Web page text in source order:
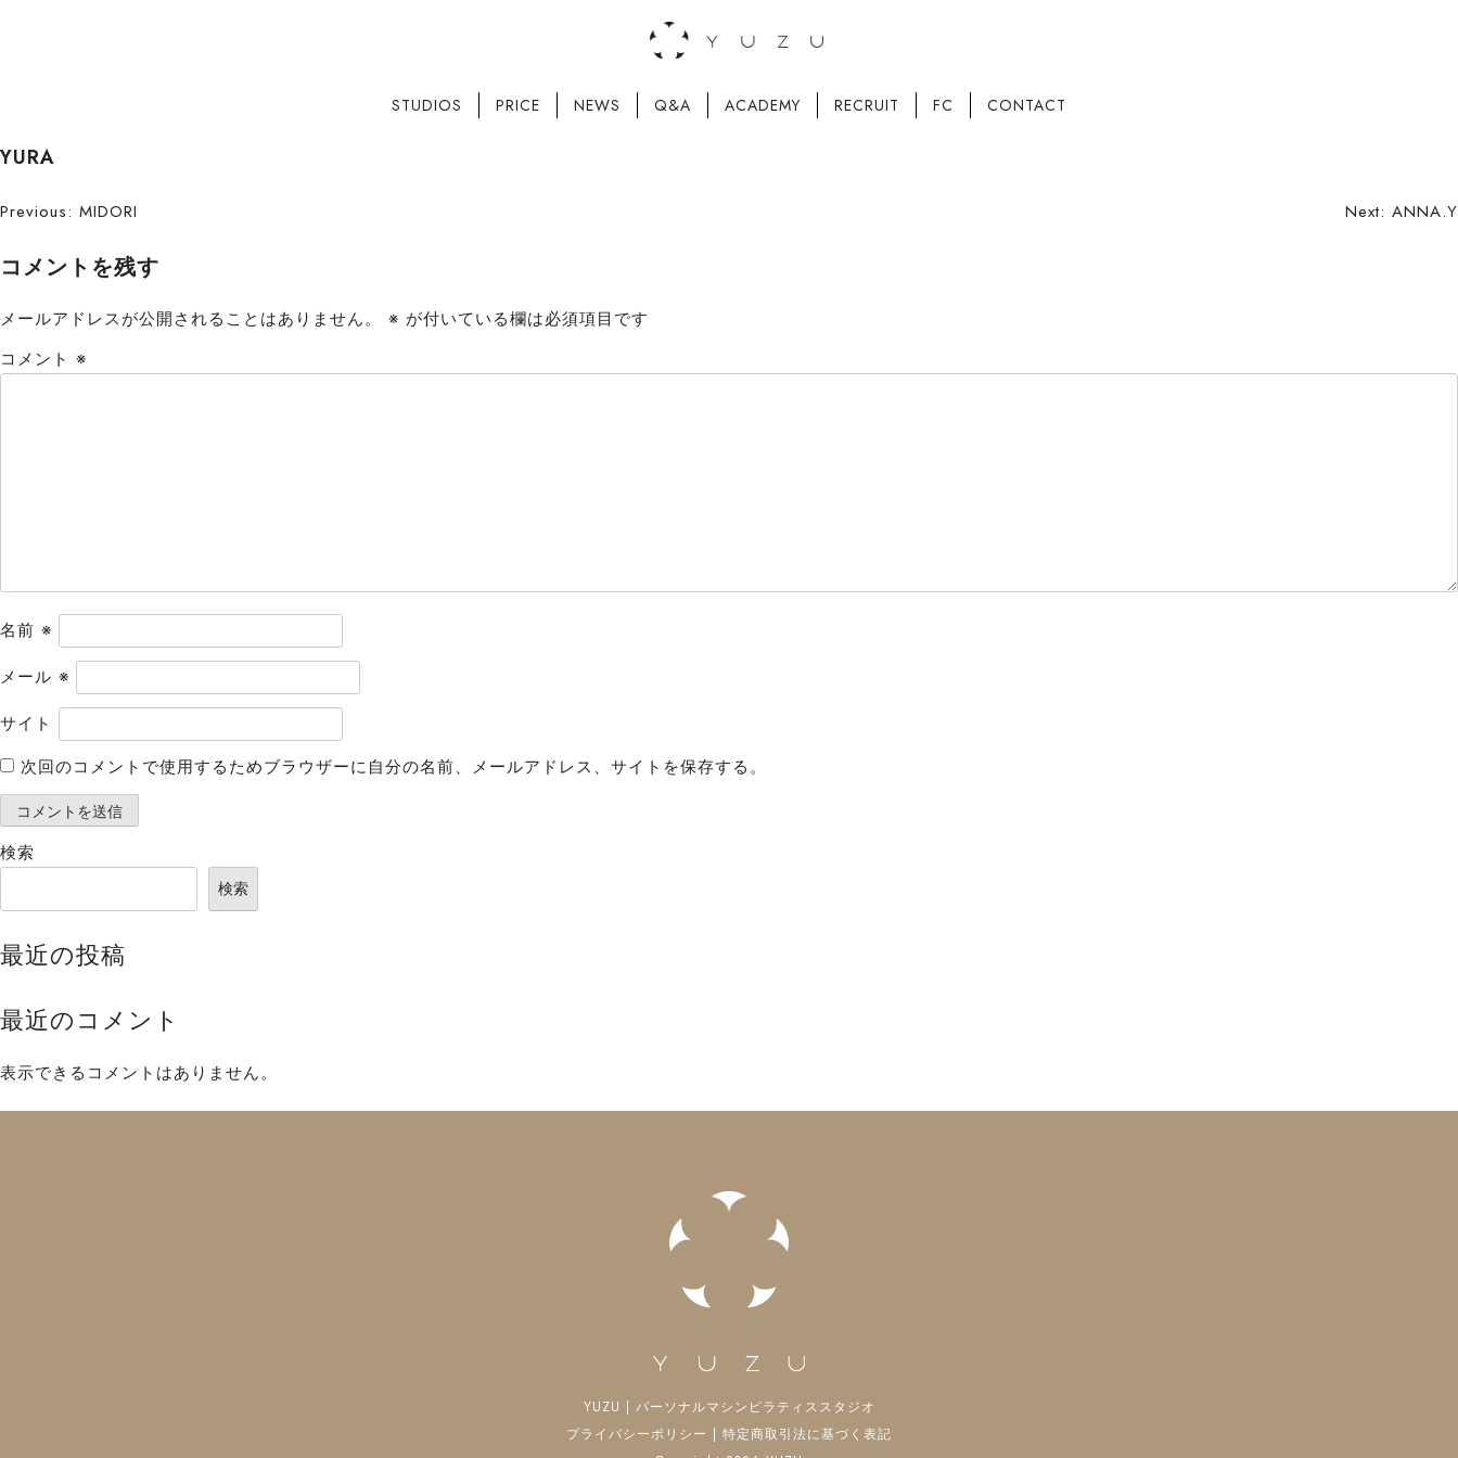
S
i
c
n
STUDIOS PRICE NEWS Q&A ACADEMY RECRUIT FC CONTACT
YURA
投
稿
ビ
ゲ
Previous: MIDORI Next: ANNA.Y
コメントを残す
メールアドレスが公開されることはありません。 ※ が付いている欄は必須項目です
コメント ※
名前 ※
メール ※
サイト
次回のコメントで使用するためブラウザーに自分の名前、メールアドレス、サイトを保存する。
検索
検索
最近の投稿
最近のコメント
表示できるコメントはありません。
YUZU | パーソナルマシンピラティススタジオ
プライバシーポリシー | 特定商取引法に基づく表記